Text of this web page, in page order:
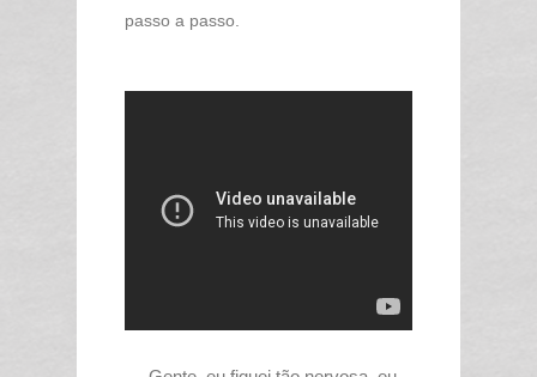
passo a passo.